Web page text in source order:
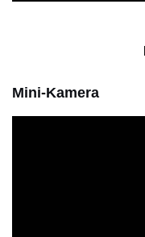
Mini-Kamera